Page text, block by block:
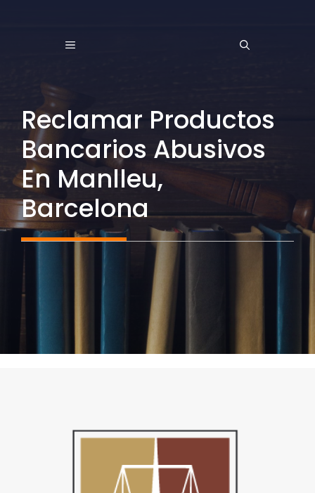
MENÚ
Reclamar Productos
Bancarios Abusivos
En Manlleu,
Barcelona